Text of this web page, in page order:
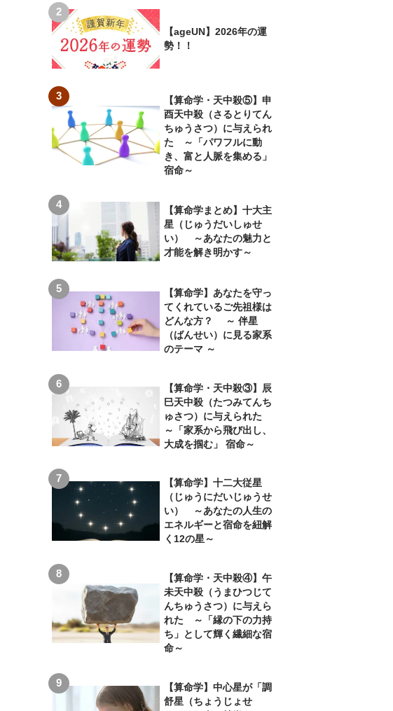
【ageUN】2026年の運
勢！！
【算命学・天中殺⑤】申
酉天中殺（さるとりてん
ちゅうさつ）に与えられ
た ～「パワフルに動
き、富と人脈を集める」
宿命～
【算命学まとめ】十大主
星（じゅうだいしゅせ
い） ～あなたの魅力と
才能を解き明かす～
【算命学】あなたを守っ
てくれているご先祖様は
どんな方？ ～ 伴星
（ばんせい）に見る家系
のテーマ ～
【算命学・天中殺③】辰
巳天中殺（たつみてんち
ゅさつ）に与えられた
～「家系から飛び出し、
大成を掴む」 宿命～
【算命学】十二大従星
（じゅうにだいじゅうせ
い） ～あなたの人生の
エネルギーと宿命を紐解
く12の星～
【算命学・天中殺④】午
未天中殺（うまひつじて
んちゅうさつ）に与えら
れた ～「縁の下の力持
ち」として輝く繊細な宿
命～
【算命学】中心星が「調
舒星（ちょうじょせ